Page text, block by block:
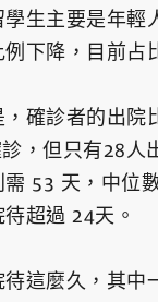
生主要是年輕
下降，目前占
確診者的出院
，但只有28人
53 天，中位
超過 24天。
這麼久，其中